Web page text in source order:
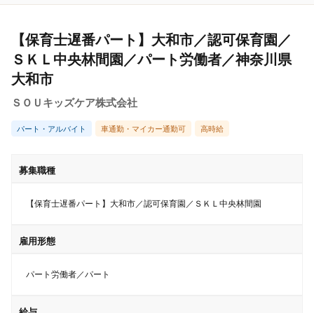
【保育士遅番パート】大和市／認可保育園／
ＳＫＬ中央林間園／パート労働者／神奈川県
大和市
ＳＯＵキッズケア株式会社
パート・アルバイト 車通勤・マイカー通勤可 高時給
募集職種
【保育士遅番パート】大和市／認可保育園／ＳＫＬ中央林間園
雇用形態
パート労働者／パート